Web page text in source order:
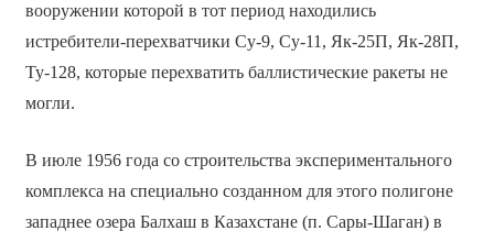
вооружении которой в тот период находились
истребители-перехватчики Су-9, Су-11, Як-25П, Як-28П,
Ту-128, которые перехватить баллистические ракеты не
могли.
В июле 1956 года со строительства экспериментального
комплекса на специально созданном для этого полигоне
западнее озера Балхаш в Казахстане (п. Сары-Шаган) в